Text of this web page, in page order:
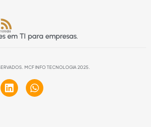
em TI para empresas.
MCF INFO TECNOLOGIA 2025.